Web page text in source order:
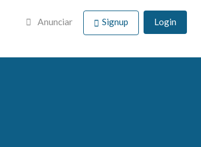
Anunciar Signup Login